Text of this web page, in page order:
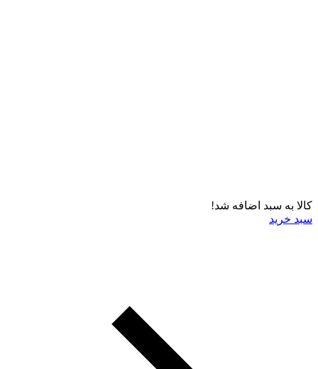
کالا به سبد اضافه شد!
سبد خرید